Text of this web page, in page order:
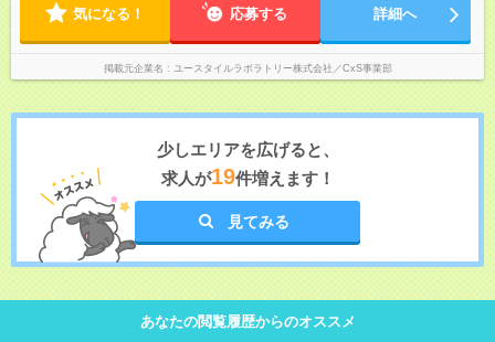
気になる！ 応募する 詳細へ
掲載元企業名 ユースタイルラボラトリー株式会社／CxS事業部
少しエリアを広げると、
求人が19件増えます！
見てみる
あなたの閲覧履歴からのオススメ